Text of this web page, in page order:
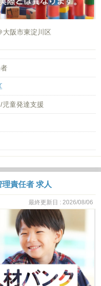
大阪市東淀川区
児童発達支援
責任者 求人
最終更新日 : 2026/08/06